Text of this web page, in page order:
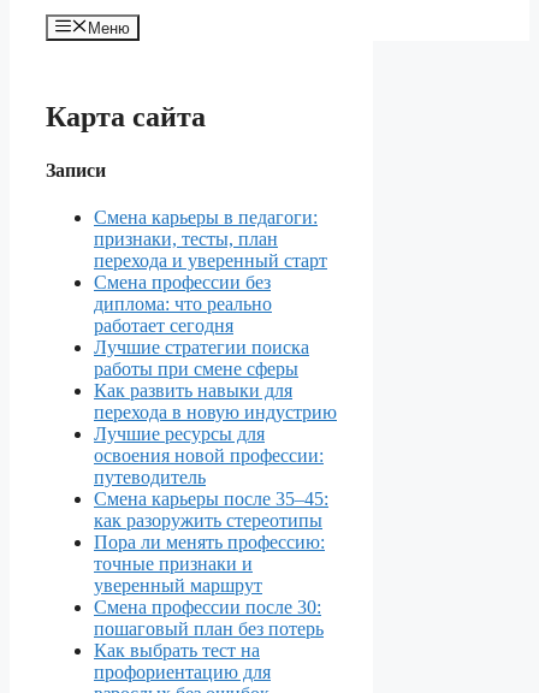
Меню
Карта сайта
Записи
Смена карьеры в педагоги:
признаки, тесты, план
перехода и уверенный старт
Смена профессии без
диплома: что реально
работает сегодня
Лучшие стратегии поиска
работы при смене сферы
Как развить навыки для
перехода в новую индустрию
Лучшие ресурсы для
освоения новой профессии:
путеводитель
Смена карьеры после 35–45:
как разоружить стереотипы
Пора ли менять профессию:
точные признаки и
уверенный маршрут
Смена профессии после 30:
пошаговый план без потерь
Как выбрать тест на
профориентацию для